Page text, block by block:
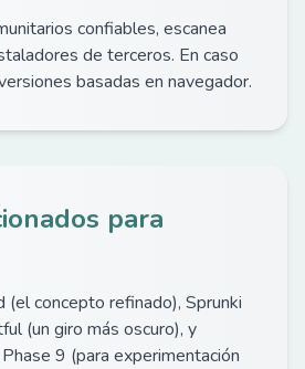
confiables, escanea
de terceros. En caso
basadas en navegador.
para
(el concepto refinado), Sprunki
(un giro más oscuro), y
9 (para experimentación